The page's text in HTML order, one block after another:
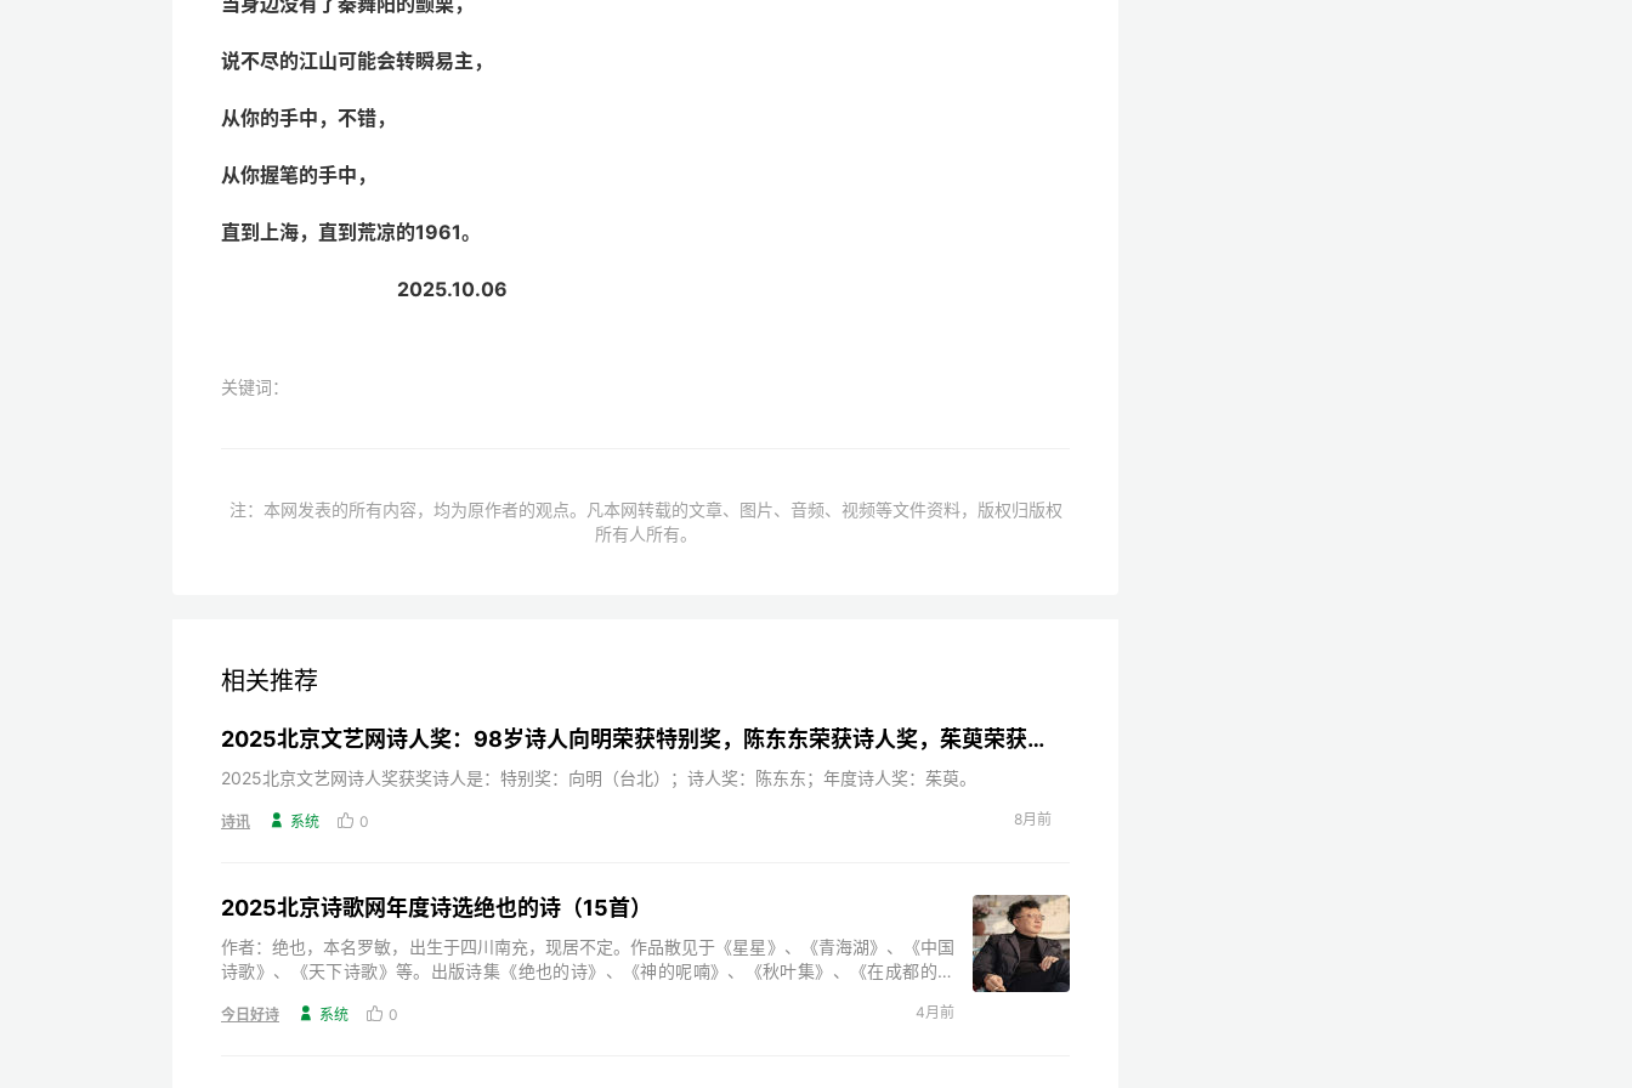
说不尽的江山可能会转瞬易主，
从你的手中，不错，
从你握笔的手中，
直到上海，直到荒凉的1961。
2025.10.06
关键词：
注：本网发表的所有内容，均为原作者的观点。凡本网转载的文章、图片、音频、视频等文件资料，版权归版权
所有人所有。
相关推荐
2025北京文艺网诗人奖：98岁诗人向明荣获特别奖，陈东东荣获诗人奖，茱萸荣获年度诗人奖！
2025北京文艺网诗人奖获奖诗人是：特别奖：向明（台北）；诗人奖：陈东东；年度诗人奖：茱萸。
诗讯  系统  0 8月前
2025北京诗歌网年度诗选绝也的诗（15首）
作者：绝也，本名罗敏，出生于四川南充，现居不定。作品散见于《星星》、《青海湖》、《中国
诗歌》、《天下诗歌》等。出版诗集《绝也的诗》、《神的呢喃》、《秋叶集》、《在成都的日
《天下诗歌》诗刊主编。
今日好诗  系统  0 4月前